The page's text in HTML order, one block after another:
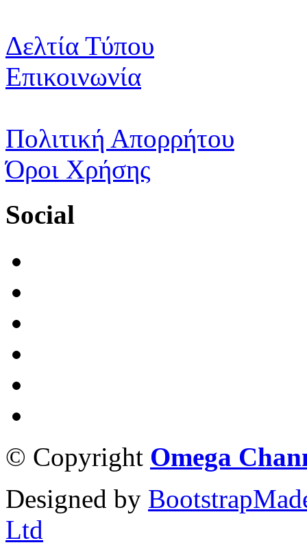
Δελτία Τύπου
Επικοινωνία
Πολιτική Απορρήτου
Όροι Χρήσης
Social
© Copyright Omega
Designed by
Ltd